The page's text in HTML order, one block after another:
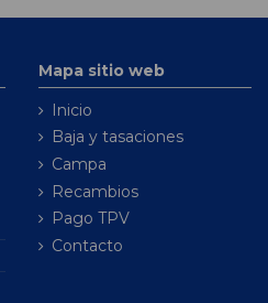
Mapa sitio web
Inicio
Baja y tasaciones
Campa
Recambios
Pago TPV
Contacto